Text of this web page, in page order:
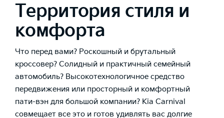
Территория стиля и
комфорта
Что перед вами? Роскошный и брутальный
кроссовер? Солидный и практичный семейный
автомобиль? Высокотехнологичное средство
передвижения или просторный и комфортный
пати-вэн для большой компании? Kia Carnival
совмещает все это и готов удивлять вас долгие